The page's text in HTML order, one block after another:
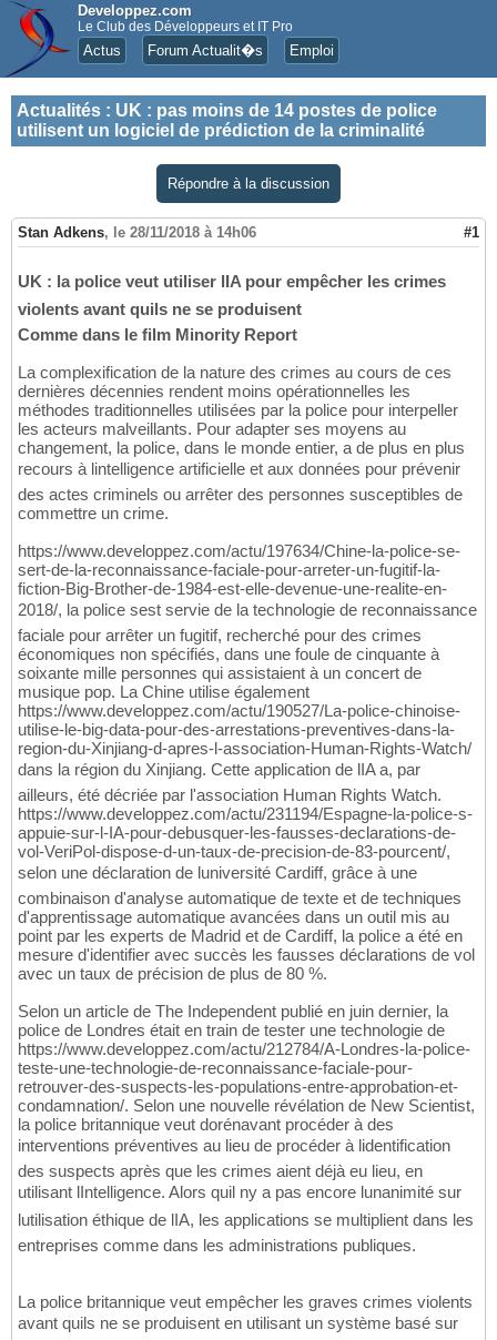
Developpez.com
Le Club des Développeurs et IT Pro
Actus Forum Actualit�s Emploi
Actualités : UK : pas moins de 14 postes de police
utilisent un logiciel de prédiction de la criminalité
Répondre à la discussion
Stan Adkens, le 28/11/2018 à 14h06 #1
UK : la police veut utiliser lIA pour empêcher les crimes
violents avant quils ne se produisent
Comme dans le film Minority Report
La complexification de la nature des crimes au cours de ces
dernières décennies rendent moins opérationnelles les
méthodes traditionnelles utilisées par la police pour interpeller
les acteurs malveillants. Pour adapter ses moyens au
changement, la police, dans le monde entier, a de plus en plus
recours à lintelligence artificielle et aux données pour prévenir
des actes criminels ou arrêter des personnes susceptibles de
commettre un crime.
https://www.developpez.com/actu/197634/Chine-la-police-se-
sert-de-la-reconnaissance-faciale-pour-arreter-un-fugitif-la-
fiction-Big-Brother-de-1984-est-elle-devenue-une-realite-en-
2018/, la police sest servie de la technologie de reconnaissance
faciale pour arrêter un fugitif, recherché pour des crimes
économiques non spécifiés, dans une foule de cinquante à
soixante mille personnes qui assistaient à un concert de
musique pop. La Chine utilise également
https://www.developpez.com/actu/190527/La-police-chinoise-
utilise-le-big-data-pour-des-arrestations-preventives-dans-la-
region-du-Xinjiang-d-apres-l-association-Human-Rights-Watch/
dans la région du Xinjiang. Cette application de lIA a, par
ailleurs, été décriée par l'association Human Rights Watch.
https://www.developpez.com/actu/231194/Espagne-la-police-s-
appuie-sur-l-IA-pour-debusquer-les-fausses-declarations-de-
vol-VeriPol-dispose-d-un-taux-de-precision-de-83-pourcent/,
selon une déclaration de luniversité Cardiff, grâce à une
combinaison d'analyse automatique de texte et de techniques
d'apprentissage automatique avancées dans un outil mis au
point par les experts de Madrid et de Cardiff, la police a été en
mesure d'identifier avec succès les fausses déclarations de vol
avec un taux de précision de plus de 80 %.
Selon un article de The Independent publié en juin dernier, la
police de Londres était en train de tester une technologie de
https://www.developpez.com/actu/212784/A-Londres-la-police-
teste-une-technologie-de-reconnaissance-faciale-pour-
retrouver-des-suspects-les-populations-entre-approbation-et-
condamnation/. Selon une nouvelle révélation de New Scientist,
la police britannique veut dorénavant procéder à des
interventions préventives au lieu de procéder à lidentification
des suspects après que les crimes aient déjà eu lieu, en
utilisant lIntelligence. Alors quil ny a pas encore lunanimité sur
lutilisation éthique de lIA, les applications se multiplient dans les
entreprises comme dans les administrations publiques.
La police britannique veut empêcher les graves crimes violents
avant quils ne se produisent en utilisant un système basé sur